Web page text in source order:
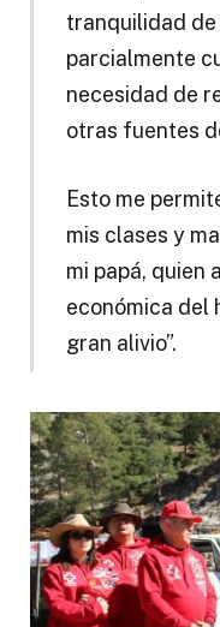
tranquilidad
parcialmente
necesidad de
otras fuentes
Esto me
mis clases y
mi papá, quien
económica del
gran alivio”.